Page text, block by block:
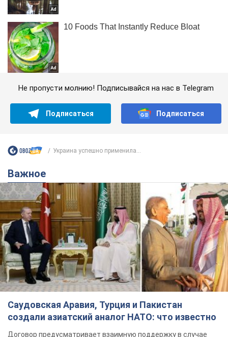
Не пропусти молнию! Подписывайся на нас в Telegram
Подписаться Подписаться
Украина успешно применила...
Важное
Саудовская Аравия, Турция и Пакистан
создали азиатский аналог НАТО: что известно
Договор предусматривает взаимную поддержку в случае